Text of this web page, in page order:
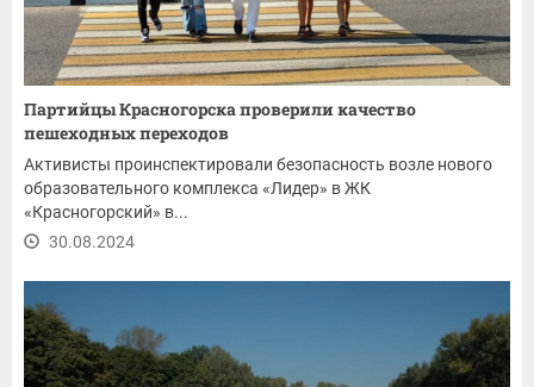
Партийцы Красногорска проверили качество
пешеходных переходов
Активисты проинспектировали безопасность возле нового
образовательного комплекса «Лидер» в ЖК
«Красногорский» в...
30.08.2024